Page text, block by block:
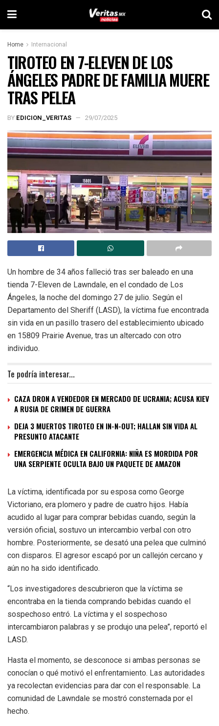
Home Internacional
TIROTEO EN 7-ELEVEN DE LOS
ÁNGELES PADRE DE FAMILIA MUERE
TRAS PELEA
BY EDICION_VERITAS 29/07/2025
Un hombre de 34 años falleció tras ser baleado en una
tienda 7-Eleven de Lawndale, en el condado de Los
Ángeles, la noche del domingo 27 de julio. Según el
Departamento del Sheriff (LASD), la víctima fue encontrada
sin vida en un pasillo trasero del establecimiento ubicado
en 15809 Prairie Avenue, tras un altercado con otro
individuo.
Te podría interesar...
CAZA DRON A VENDEDOR EN MERCADO DE UCRANIA; ACUSA KIEV
A RUSIA DE CRIMEN DE GUERRA
DEJA 3 MUERTOS TIROTEO EN IN-N-OUT; HALLAN SIN VIDA AL
PRESUNTO ATACANTE
EMERGENCIA MÉDICA EN CALIFORNIA: NIÑA ES MORDIDA POR
UNA SERPIENTE OCULTA BAJO UN PAQUETE DE AMAZON
La víctima, identificada por su esposa como George
Victoriano, era plomero y padre de cuatro hijos. Había
acudido al lugar para comprar bebidas cuando, según la
versión oficial, sostuvo un intercambio verbal con otro
hombre. Posteriormente, se desató una pelea que culminó
con disparos. El agresor escapó por un callejón cercano y
aún no ha sido identificado.
“Los investigadores descubrieron que la víctima se
encontraba en la tienda comprando bebidas cuando el
sospechoso entró. La víctima y el sospechoso
intercambiaron palabras y se produjo una pelea”, reportó el
LASD.
Hasta el momento, se desconoce si ambas personas se
conocían o qué motivó el enfrentamiento. Las autoridades
ya recolectan evidencias para dar con el responsable. La
comunidad de Lawndale se mostró consternada por el
hecho.